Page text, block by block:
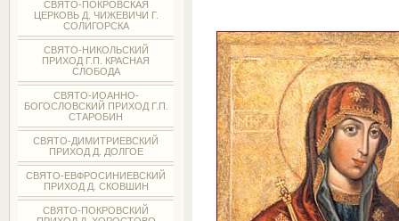
СВЯТО-ПОКРОВСКАЯ
ЦЕРКОВЬ Д. ЧИЖЕВИЧИ Г.
СОЛИГОРСКА
СВЯТО-НИКОЛЬСКИЙ
ПРИХОД Г.П. КРАСНАЯ
СЛОБОДА
СВЯТО-ИОАННО-
БОГОСЛОВСКИЙ ПРИХОД Г.П.
СТАРОБИН
СВЯТО-ДИМИТРИЕВСКИЙ
ПРИХОД Д. ДОЛГОЕ
СВЯТО-ЕВФРОСИНИЕВСКИЙ
ПРИХОД Д. СКОВШИН
СВЯТО-ПОКРОВСКИЙ